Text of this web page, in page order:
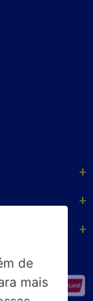
+
+
+
de
mais